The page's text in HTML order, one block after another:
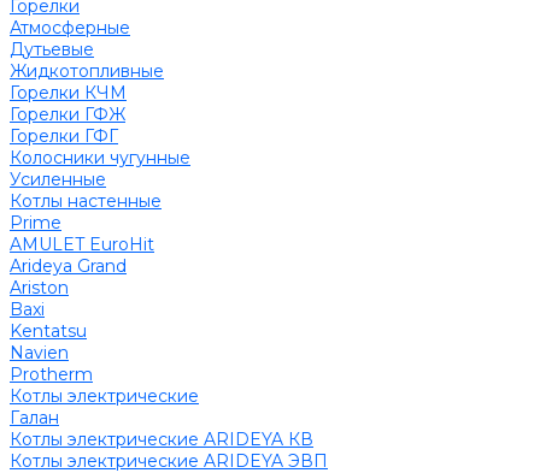
Горелки
Атмосферные
Дутьевые
Жидкотопливные
Горелки КЧМ
Горелки ГФЖ
Горелки ГФГ
Колосники чугунные
Усиленные
Котлы настенные
Prime
AMULET EuroHit
Arideya Grand
Ariston
Baxi
Kentatsu
Navien
Protherm
Котлы электрические
Галан
Котлы электрические ARIDEYA КВ
Котлы электрические ARIDEYA ЭВП